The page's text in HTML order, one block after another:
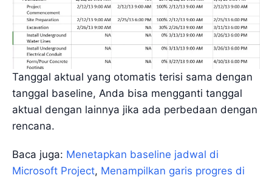
Tanggal aktual yang otomatis terisi sama dengan
tanggal baseline, Anda bisa mengganti tanggal
aktual dengan lainnya jika ada perbedaan dengan
rencana.
Baca juga: Menetapkan baseline jadwal di
Microsoft Project, Menampilkan garis progres di